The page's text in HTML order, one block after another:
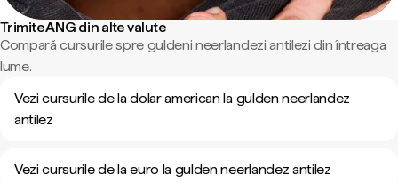
Trimite ANG din alte valute
Compară cursurile spre guldeni neerlandezi antilezi din întreaga
lume.
Vezi cursurile de la dolar american la gulden neerlandez
antilez
Vezi cursurile de la euro la gulden neerlandez antilez